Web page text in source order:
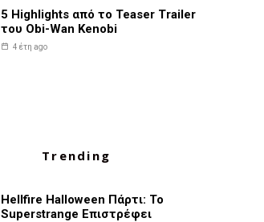
5 Highlights από το Teaser Trailer
του Obi-Wan Kenobi
4 έτη ago
Trending
Hellfire Halloween Πάρτι: Το
Superstrange Επιστρέφει